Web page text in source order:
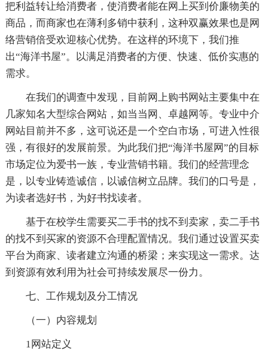
把利益转让给消费者，使消费者能在网上买到价廉物美的
商品，而商家也在薄利多销中获利，这种双赢效果也是网
络营销倍受欢迎核心优势。在这样的环境下，我们推
出“海洋书屋”。以满足消费者的方便、快速、低价实惠的
需求。
在我们的调查中发现，目前网上购书网站主要集中在
几家知名大型综合网站，如当当网、卓越网等。专业中介
网站目前并不多，这可说还是一个空白市场，可进入性很
强，有很好的发展前景。为此我们把“海洋书屋网”的目标
市场定位为爱书一族，专业营销书籍。我们的经营理念
是，以专业铸造诚信，以诚信树立品牌。我们的口号是，
为读者选好书，为好书找读者。
基于在校学生需要买二手书的找不到卖家，卖二手书
的找不到买家的资源不合理配置情况。我们通过设置买卖
平台为商家、读者建立沟通的桥梁；来实现这一需求。达
到资源有效利用为社会可持续发展尽一份力。
七、工作规划及分工情况
（一）内容规划
1网站定义